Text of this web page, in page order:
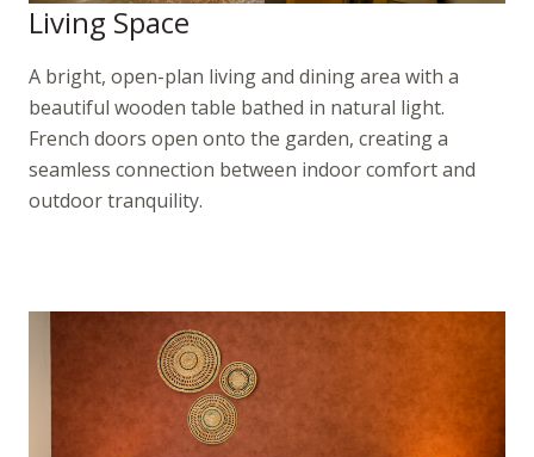
Living Space
A bright, open-plan living and dining area with a
beautiful wooden table bathed in natural light.
French doors open onto the garden, creating a
seamless connection between indoor comfort and
outdoor tranquility.